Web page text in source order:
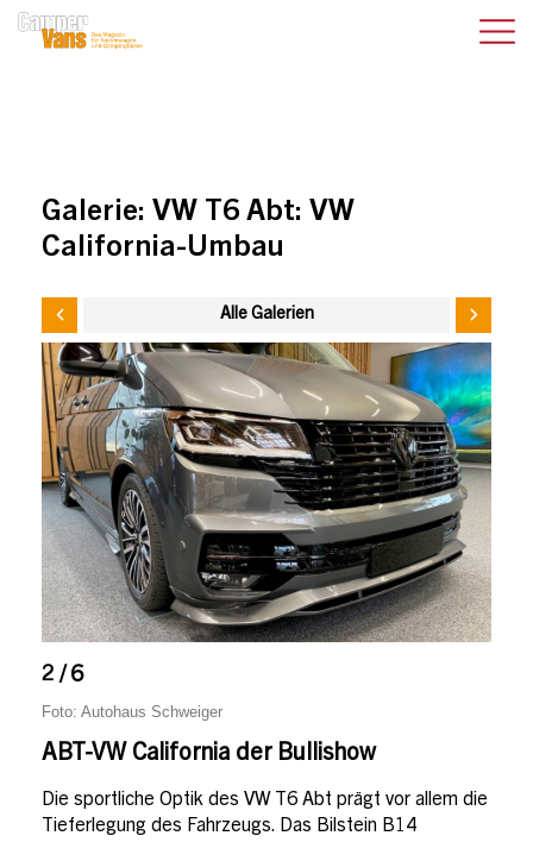
Galerie: VW T6 Abt: VW
California-Umbau
Alle Galerien
2 / 6
Foto: Autohaus Schweiger
ABT-VW California der Bullishow
Die sportliche Optik des VW T6 Abt prägt vor allem die
Tieferlegung des Fahrzeugs. Das Bilstein B14